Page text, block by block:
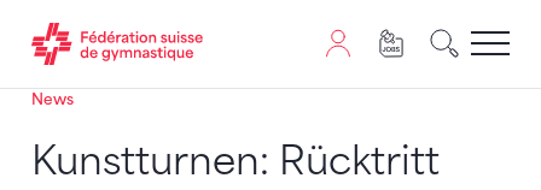
Passer au contenu
Naviguer vers le plan du siten
JavaScript est nécessaire pour naviguer sur ce site.
News
Kunstturnen: Rücktritt